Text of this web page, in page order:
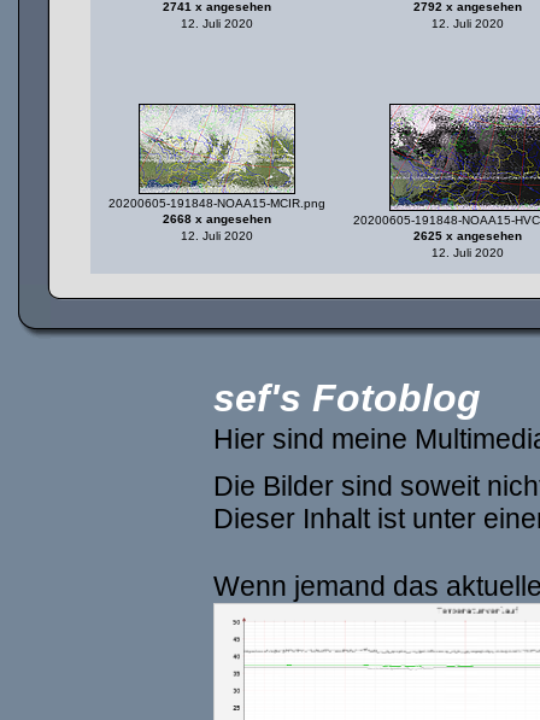
2741 x angesehen
12. Juli 2020
2792 x angesehen
12. Juli 2020
20200605-191848-NOAA15-MCIR.png
2668 x angesehen
12. Juli 2020
20200605-191848-NOAA15-
2625 x angesehen
12. Juli 2020
sef's Fotoblog
Hier sind meine
Die Bilder sind soweit
Dieser Inhalt ist unter
Wenn jemand das